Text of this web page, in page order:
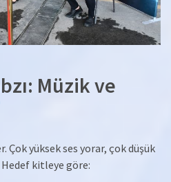
Müzik ve
Çok yüksek ses yorar, çok düşük
Hedef kitleye göre: